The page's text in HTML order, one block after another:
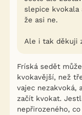
slepice kvokala
že asi ne.
Ale i tak děkuji
Fríská sedět
kvokavější, než
vajec nezakvoká,
začít kvokat.
nepřirozeného,